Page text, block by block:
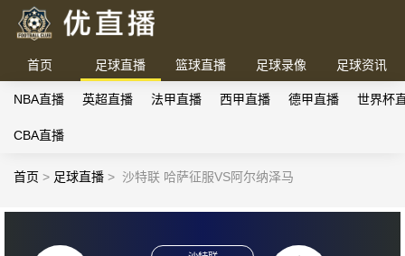
首页 足球直播 篮球直播 足球录像 足球资讯
NBA直播 英超直播 法甲直播 西甲直播 德甲直播 世界杯
CBA直播
首页 > 足球直播 > 沙特联 哈萨征服VS阿尔纳泽马